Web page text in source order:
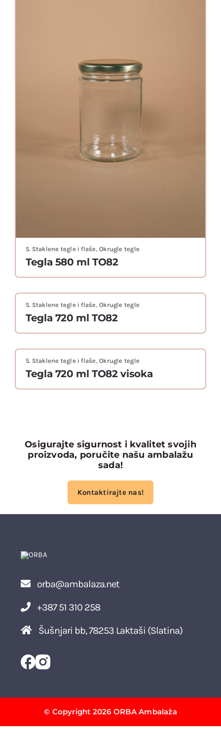
Tegla 580 ml TO82
5. Staklene tegle i flaše,Okrugle tegle
Tegla 720 ml TO82
5. Staklene tegle i flaše,Okrugle tegle
Tegla 720 ml TO82 visoka
5. Staklene tegle i flaše,Okrugle tegle
Osigurajte sigurnost i kvalitet svojih
proizvoda, poručite našu ambalažu
sada!
Kontaktirajte nas!
orba@ambalaza.net
+387 51 310 258
Šušnjari bb, 78253 Laktaši (Slatina)
© Copyright 2026 ORBA Ambalaža